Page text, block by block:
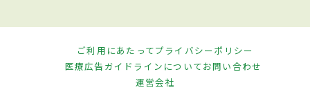
ご利用にあたってプライバシーポリシー
医療広告ガイドラインについてお問い合わせ
運営会社